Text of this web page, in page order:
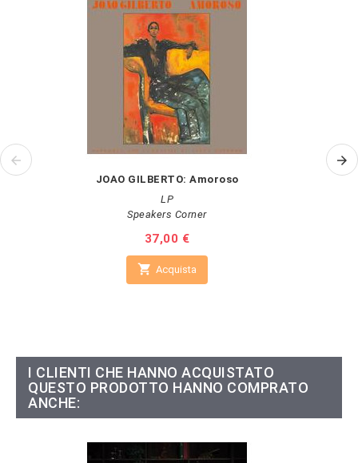
JOAO GILBERTO: Amoroso
LP
Speakers Corner
Prezzo
37,00 €
 Acquista
I CLIENTI CHE HANNO ACQUISTATO
QUESTO PRODOTTO HANNO COMPRATO
ANCHE: